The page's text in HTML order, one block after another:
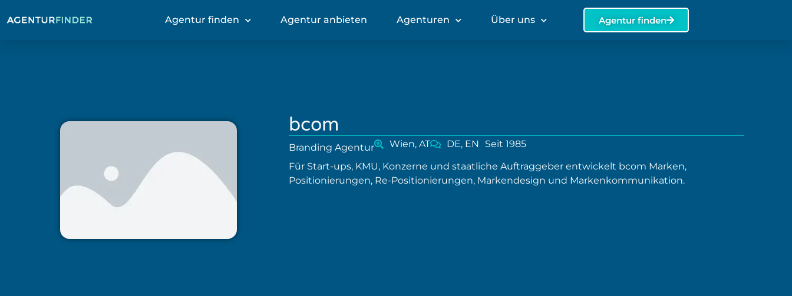
Agentur finden Agentur anbieten Agenturen Über uns Agentur finden
bcom
Branding Agentur Wien, AT DE, EN
Seit 1985
Für Start-ups, KMU, Konzerne und staatliche Auftraggeber entwickelt bcom Marken,
Positionierungen, Re-Positionierungen, Markendesign und Markenkommunikation.